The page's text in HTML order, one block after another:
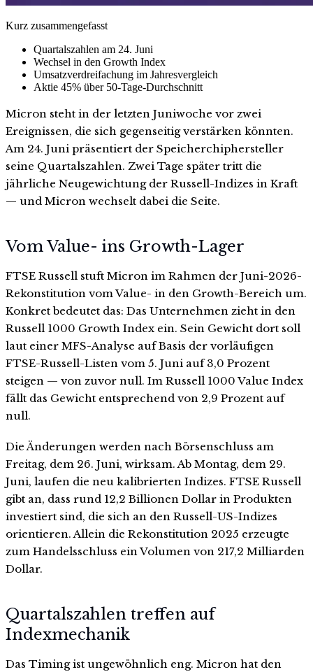
Kurz zusammengefasst
Quartalszahlen am 24. Juni
Wechsel in den Growth Index
Umsatzverdreifachung im Jahresvergleich
Aktie 45% über 50-Tage-Durchschnitt
Micron steht in der letzten Juniwoche vor zwei
Ereignissen, die sich gegenseitig verstärken könnten.
Am 24. Juni präsentiert der Speicherchiphersteller
seine Quartalszahlen. Zwei Tage später tritt die
jährliche Neugewichtung der Russell-Indizes in Kraft
— und Micron wechselt dabei die Seite.
Vom Value- ins Growth-Lager
FTSE Russell stuft Micron im Rahmen der Juni-2026-
Rekonstitution vom Value- in den Growth-Bereich um.
Konkret bedeutet das: Das Unternehmen zieht in den
Russell 1000 Growth Index ein. Sein Gewicht dort soll
laut einer MFS-Analyse auf Basis der vorläufigen
FTSE-Russell-Listen vom 5. Juni auf 3,0 Prozent
steigen — von zuvor null. Im Russell 1000 Value Index
fällt das Gewicht entsprechend von 2,9 Prozent auf
null.
Die Änderungen werden nach Börsenschluss am
Freitag, dem 26. Juni, wirksam. Ab Montag, dem 29.
Juni, laufen die neu kalibrierten Indizes. FTSE Russell
gibt an, dass rund 12,2 Billionen Dollar in Produkten
investiert sind, die sich an den Russell-US-Indizes
orientieren. Allein die Rekonstitution 2025 erzeugte
zum Handelsschluss ein Volumen von 217,2 Milliarden
Dollar.
Quartalszahlen treffen auf
Indexmechanik
Das Timing ist ungewöhnlich eng. Micron hat den